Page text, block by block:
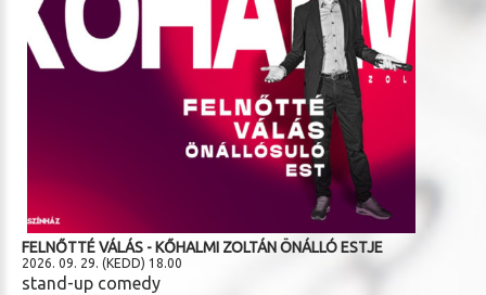
FELNŐTTÉ VÁLÁS - KŐHALMI ZOLTÁN ÖNÁLLÓ ESTJE
2026. 09. 29. (KEDD) 18.00
stand-up comedy